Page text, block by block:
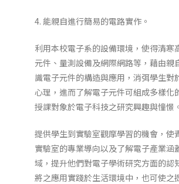
4. 能親自進行簡易的電路實作。
利用本校電子系的設備環境，使得清寒
元件、量測設備及網際網路等，藉由親
識電子元件的構造與應用，消弭學生對
心理，進而了解電子元件可組成多樣化
授課對象於電子科技之研究興趣與憧憬
提供學生到實驗室觀摩學習的機會，使
實驗室的專業導向以及了解電子產業涵
域，提升他們對電子學術研究方面的認
將之應用實踐於生活環境中，也可使之